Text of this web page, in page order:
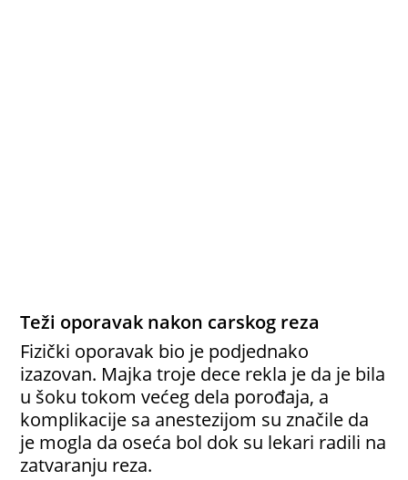
Teži oporavak nakon carskog reza
Fizički oporavak bio je podjednako
izazovan. Majka troje dece rekla je da je bila
u šoku tokom većeg dela porođaja, a
komplikacije sa anestezijom su značile da
je mogla da oseća bol dok su lekari radili na
zatvaranju reza.